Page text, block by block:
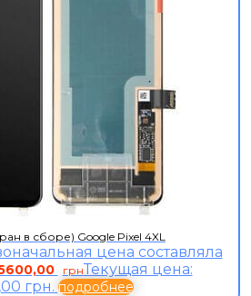
в сборе) Google Pixel 4XL
цена составляла
грнТекущая цена:
грн. подробнее